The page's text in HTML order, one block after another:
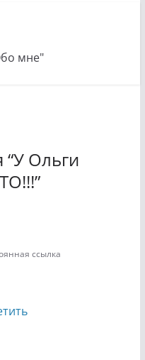
мне"
У Ольги
”
ссылка